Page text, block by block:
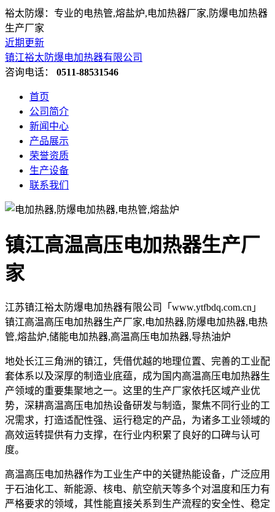
裕太防爆：专业的电热管,熔盐炉,电加热器厂家,防爆电加热器
生产厂家
近期更新
镇江裕太防爆电加热器有限公司
咨询电话： 0511-88531546
首页
公司简介
新闻中心
产品展示
荣誉资质
生产设备
联系我们
镇江高温高压电加热器生产厂
家
江苏镇江裕太防爆电加热器有限公司「www.ytfbdq.com.cn」
镇江高温高压电加热器生产厂家,电加热器,防爆电加热器,电热
管,熔盐炉,储能电加热器,高温高压电加热器,导热油炉
地处长江三角洲的镇江，凭借优越的地理位置、完善的工业配
套体系以及深厚的制造业底蕴，成为国内高温高压电加热器生
产领域的重要集聚地之一。这里的生产厂家依托区域产业优
势，深耕高温高压电加热设备研发与制造，聚焦不同行业的工
况需求，打造适配性强、运行稳定的产品，为诸多工业领域的
高效运转提供有力支撑，在行业内积累了良好的口碑与认可
度。
高温高压电加热器作为工业生产中的关键热能设备，广泛应用
于石油化工、新能源、核电、航空航天等多个对温度和压力有
严格要求的领域，其性能直接关系到生产流程的安全性、稳定